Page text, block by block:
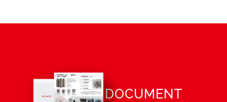
DOCUMENT